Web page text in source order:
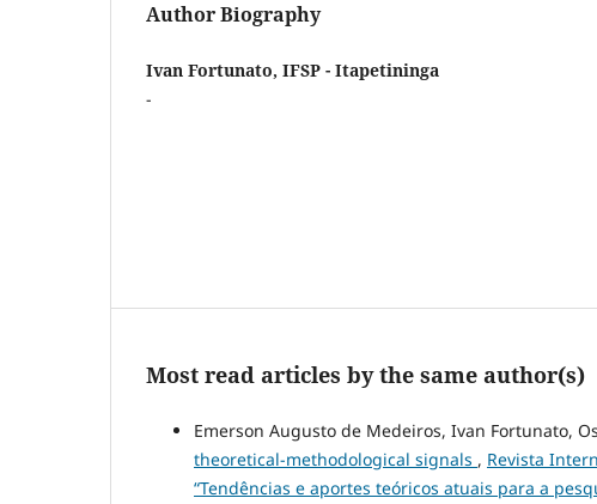
Author Biography
Ivan Fortunato, IFSP - Itapetininga
-
Most read articles by the same author(s)
Emerson Augusto de Medeiros, Ivan Fortunato,
theoretical-methodological signals , Revista
“Tendências e aportes teóricos atuais para a